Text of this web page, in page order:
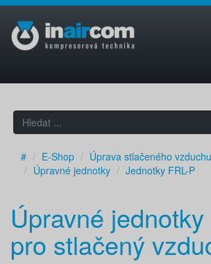
# E-Shop
Úprava stlačeného vzduchu
Úpravné jednotky
Jednotky FRL-P
Úpravné jednotky
pro stlačený